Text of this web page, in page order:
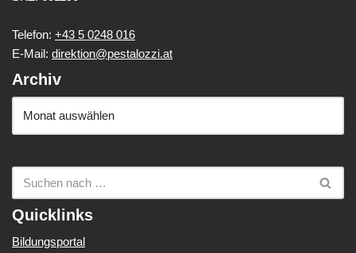
Telefon: +43 5 0248 016
E-Mail: direktion@pestalozzi.at
Archiv
Quicklinks
Bildungsportal